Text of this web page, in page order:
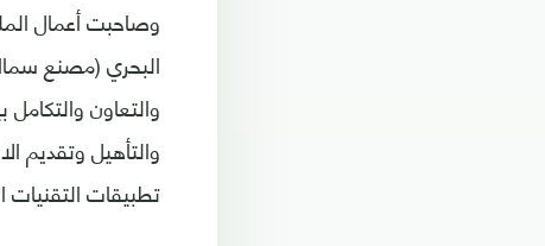
وصاحبت أعمال
البحري (مصنع
والتعاون
والتأهيل وتقديم
تطبيقات